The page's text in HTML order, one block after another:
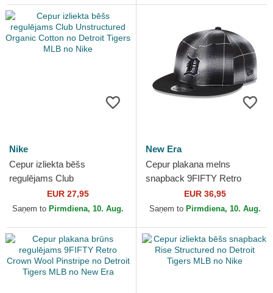
Nike
Cepur izliekta bēšs
regulējams Club
Unstructured Organic Cotton
no Detroit Tigers MLB no
EUR 27,95
Saņem to Pirmdiena, 10. Aug.
New Era
Cepur plakana melns
snapback 9FIFTY Retro
Crown Plaid no Detroit Tigers
MLB no New Era
EUR 36,95
Saņem to Pirmdiena, 10. Aug.